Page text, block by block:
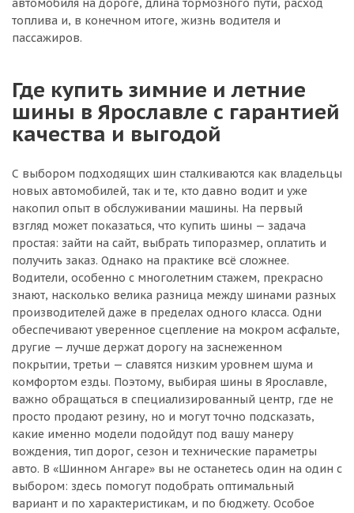
автомобиля на дороге, длина тормозного пути, расход
топлива и, в конечном итоге, жизнь водителя и
пассажиров.
Где купить зимние и летние
шины в Ярославле с гарантией
качества и выгодой
С выбором подходящих шин сталкиваются как владельцы
новых автомобилей, так и те, кто давно водит и уже
накопил опыт в обслуживании машины. На первый
взгляд может показаться, что купить шины — задача
простая: зайти на сайт, выбрать типоразмер, оплатить и
получить заказ. Однако на практике всё сложнее.
Водители, особенно с многолетним стажем, прекрасно
знают, насколько велика разница между шинами разных
производителей даже в пределах одного класса. Одни
обеспечивают уверенное сцепление на мокром асфальте,
другие — лучше держат дорогу на заснеженном
покрытии, третьи — славятся низким уровнем шума и
комфортом езды. Поэтому, выбирая шины в Ярославле,
важно обращаться в специализированный центр, где не
просто продают резину, но и могут точно подсказать,
какие именно модели подойдут под вашу манеру
вождения, тип дорог, сезон и технические параметры
авто. В «Шинном Ангаре» вы не останетесь один на один с
выбором: здесь помогут подобрать оптимальный
вариант и по характеристикам, и по бюджету. Особое